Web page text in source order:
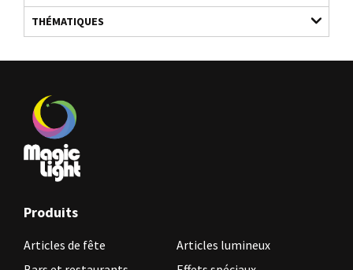
THÉMATIQUES
Produits
Articles de fête
Articles lumineux